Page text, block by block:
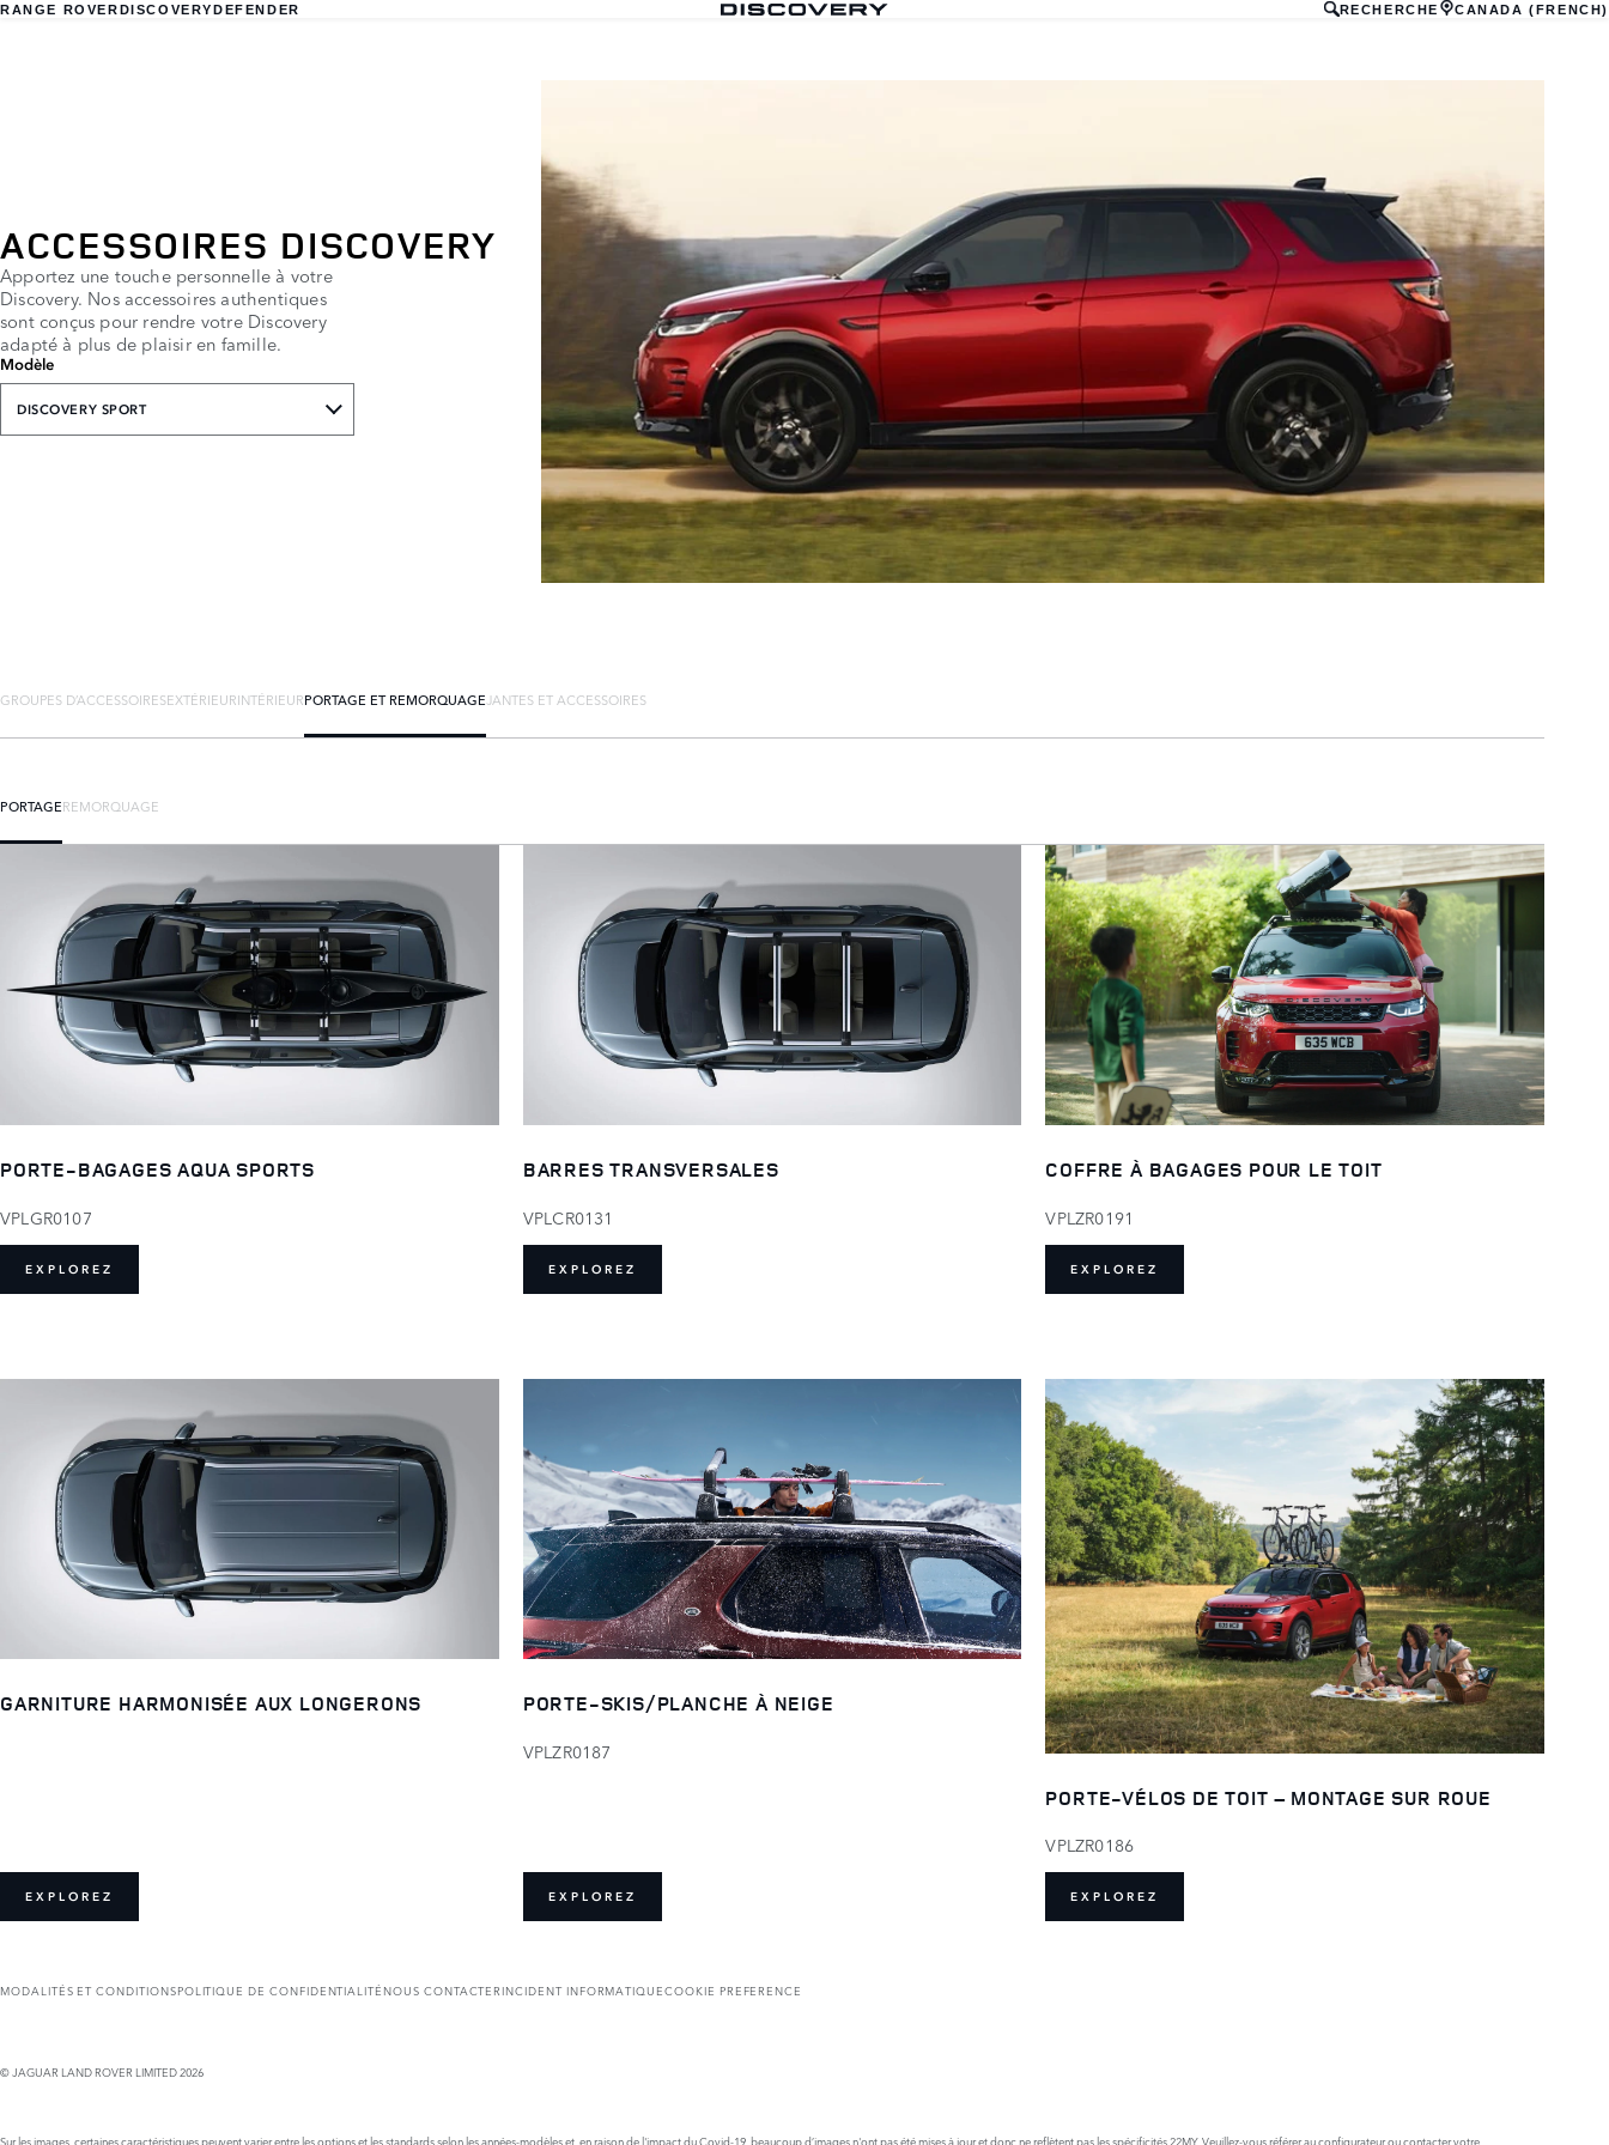
RANGE ROVERDISCOVERYDEFENDER RECHERCHE CANADA (FRENCH)
ACCESSOIRES DISCOVERY
Apportez une touche personnelle à votre
Discovery. Nos accessoires authentiques
sont conçus pour rendre votre Discovery
adapté à plus de plaisir en famille.
Modèle
DISCOVERY SPORT
GROUPES D’ACCESSOIRESEXTÉRIEURINTÉRIEURPORTAGE ET REMORQUAGEJANTES ET ACCESSOIRES
PORTAGEREMORQUAGE
PORTE-BAGAGES AQUA SPORTS
VPLGR0107
EXPLOREZ
BARRES TRANSVERSALES
VPLCR0131
EXPLOREZ
COFFRE À BAGAGES POUR LE TOIT
VPLZR0191
EXPLOREZ
GARNITURE HARMONISÉE AUX LONGERONS
EXPLOREZ
PORTE-SKIS/PLANCHE À NEIGE
VPLZR0187
EXPLOREZ
PORTE-VÉLOS DE TOIT – MONTAGE SUR ROUE
VPLZR0186
EXPLOREZ
MODALITÉS ET CONDITIONSPOLITIQUE DE CONFIDENTIALITÉ NOUS CONTACTER INCIDENT INFORMATIQUECOOKIE PREFERENCE
© JAGUAR LAND ROVER LIMITED 2026
Sur les images, certaines caractéristiques peuvent varier entre les options et les standards selon les années-modèles et, en raison de l'impact du Covid-19, beaucoup d’images n'ont pas été mises à jour et donc ne reflètent pas les spécificités 22MY. Veuillez-vous référer au configurateur ou contacter votre